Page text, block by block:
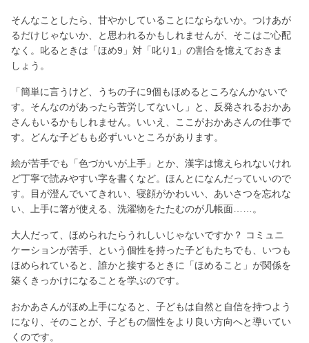
そんなことしたら、甘やかしていることにならないか。つけあが
るだけじゃないか、と思われるかもしれませんが、そこはご心配
なく。叱るときは「ほめ9」対「叱り1」の割合を憶えておきま
しょう。
「簡単に言うけど、うちの子に9個もほめるところなんかないで
す。そんなのがあったら苦労してないし」と、反発されるおかあ
さんもいるかもしれません。いいえ、ここがおかあさんの仕事で
す。どんな子どもも必ずいいところがあります。
絵が苦手でも「色づかいが上手」とか、漢字は憶えられないけれ
ど丁寧で読みやすい字を書くなど。ほんとになんだっていいので
す。目が澄んでいてきれい、寝顔がかわいい、あいさつを忘れな
い、上手に箸が使える、洗濯物をたたむのが几帳面……。
大人だって、ほめられたらうれしいじゃないですか？ コミュニ
ケーションが苦手、という個性を持った子どもたちでも、いつも
ほめられていると、誰かと接するときに「ほめること」が関係を
築くきっかけになることを学ぶのです。
おかあさんがほめ上手になると、子どもは自然と自信を持つよう
になり、そのことが、子どもの個性をより良い方向へと導いてい
くのです。